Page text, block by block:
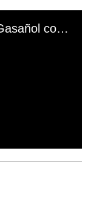
El mal momento de Yanina Gasañol con un hincha argentino en "Subrayado"